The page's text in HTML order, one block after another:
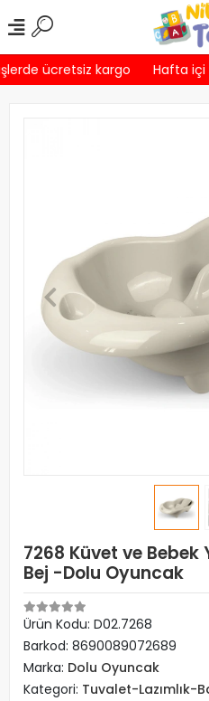
ücretsiz kargo Hafta içi
7268 Küvet ve
Bej -Dolu Oyuncak
Ürün Kodu: D02.7268
Barkod: 8690089072689
Marka: Dolu Oyuncak
Kategori: Tuvalet-Lazımlık-